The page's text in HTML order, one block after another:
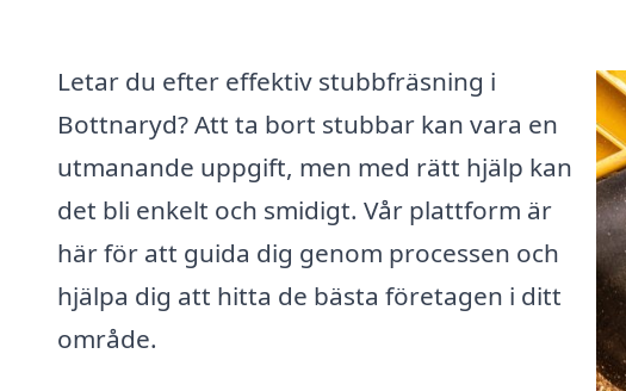
Letar du efter effektiv stubbfräsning i
Bottnaryd? Att ta bort stubbar kan vara en
utmanande uppgift, men med rätt hjälp kan
det bli enkelt och smidigt. Vår plattform är
här för att guida dig genom processen och
hjälpa dig att hitta de bästa företagen i ditt
område.